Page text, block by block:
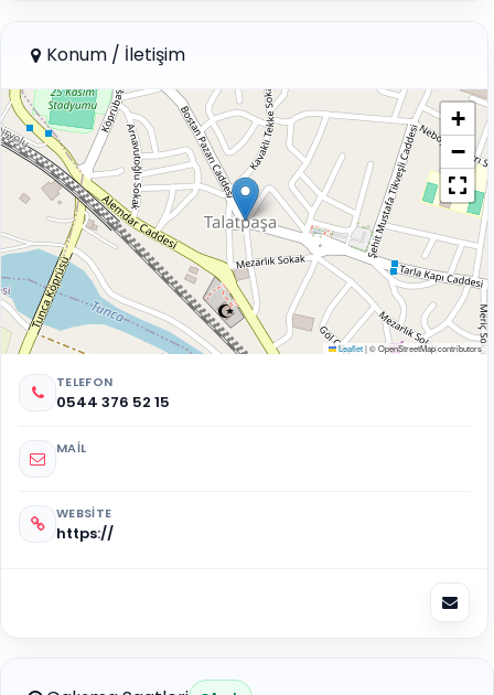
Konum / İletişim
+
−
Leaflet|© OpenStreetMap contributors
TELEFON
0544 376 52 15
MAIL
WEBSITE
https://